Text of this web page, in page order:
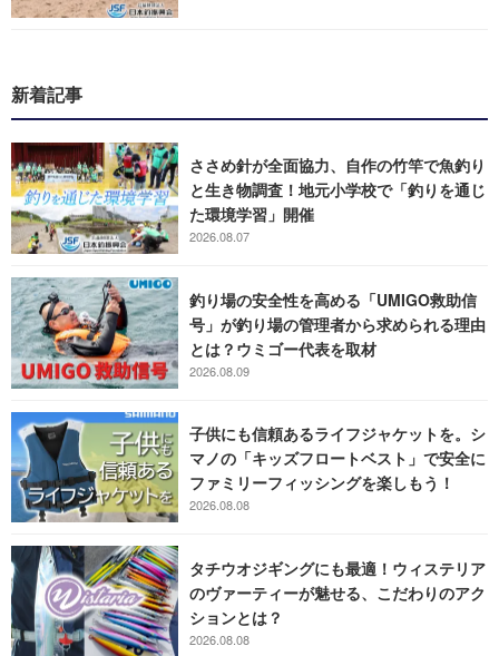
新着記事
ささめ針が全面協力、自作の竹竿で魚釣り
と生き物調査！地元小学校で「釣りを通じ
た環境学習」開催
2026.08.07
釣り場の安全性を高める「UMIGO救助信
号」が釣り場の管理者から求められる理由
とは？ウミゴー代表を取材
2026.08.09
子供にも信頼あるライフジャケットを。シ
マノの「キッズフロートベスト」で安全に
ファミリーフィッシングを楽しもう！
2026.08.08
タチウオジギングにも最適！ウィステリア
のヴァーティーが魅せる、こだわりのアク
ションとは？
2026.08.08